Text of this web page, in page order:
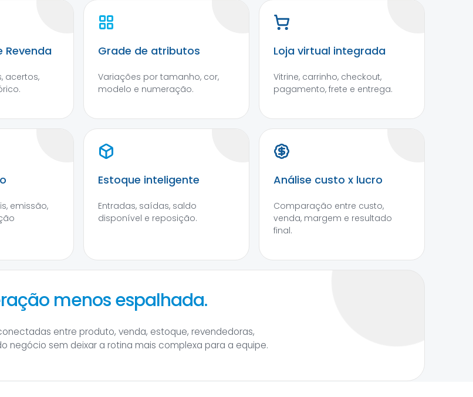
Revenda
acertos,
Grade de atributos
Variações por tamanho, cor,
modelo e numeração.
Loja virtual integrada
Vitrine, carrinho, checkout,
pagamento, frete e entrega.
emissão,
Estoque inteligente
Entradas, saídas, saldo
disponível e reposição.
Análise custo x lucro
Comparação entre custo,
venda, margem e resultado
final.
menos espalhada.
entre produto, venda, estoque, revendedoras,
negócio sem deixar a rotina mais complexa para a equipe.